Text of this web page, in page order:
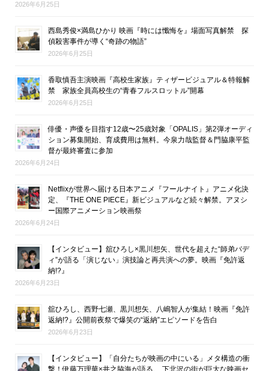
2026年6月25日
西島秀俊×満島ひかり 映画『時には懺悔を』場面写真解禁 探
偵殺害事件が導く“奇跡の物語”
2026年6月25日
香取慎吾主演映画『高校生家族』ティザービジュアル＆特報解
禁 家族全員高校生の“青春フルスロットル”開幕
2026年6月25日
俳優・声優を目指す12歳〜25歳対象「OPALIS」第2弾オーディ
ション募集開始、育成費用は無料。今泉力哉監督＆門脇康平監
督が最終審査に参加
2026年6月24日
Netflixが世界へ届ける日本アニメ『フールナイト』アニメ化決
定、『THE ONE PIECE』新ビジュアルなど続々解禁。アヌシ
ー国際アニメーション映画祭
2026年6月24日
【インタビュー】舘ひろし×黒川想矢、世代を超えた“師弟バデ
ィ”が語る「演じない」演技論と再共演への夢。映画『免許返
納!?』
2026年6月23日
舘ひろし、西野七瀬、黒川想矢、八嶋智人が集結！映画『免許
返納!?』公開前夜祭で爆笑の“返納”エピソードを告白
2026年6月23日
【インタビュー】「自分たちが映画の中にいる」メタ構造の衝
撃！伊藤万理華×井之脇海が語る、 下北沢の街が巨大な映画セ